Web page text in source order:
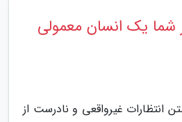
شما یک انسان معمولی
انتظارات غیرواقعی و نادرست از